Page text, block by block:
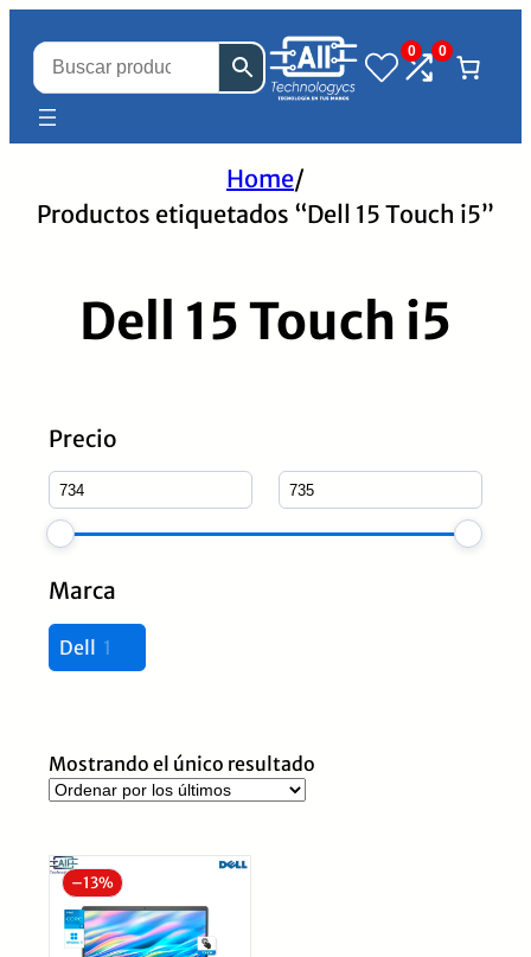
0 0
Home/
Productos etiquetados “Dell 15 Touch i5”
Dell 15 Touch i5
Precio
Marca
Dell 1
Mostrando el único resultado
–13%